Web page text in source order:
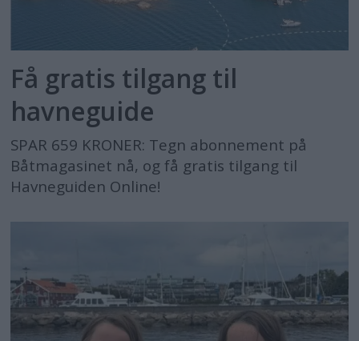
Få gratis tilgang til
havneguide
SPAR 659 KRONER: Tegn abonnement på
Båtmagasinet nå, og få gratis tilgang til
Havneguiden Online!